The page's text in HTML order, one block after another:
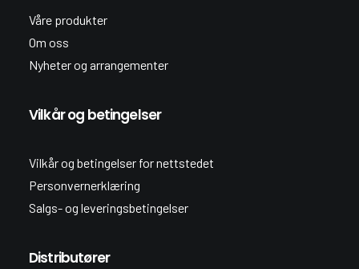
Våre produkter
Om oss
Nyheter og arrangementer
Vilkår og betingelser
Vilkår og betingelser for nettstedet
Personvernerklæring
Salgs- og leveringsbetingelser
Distributører